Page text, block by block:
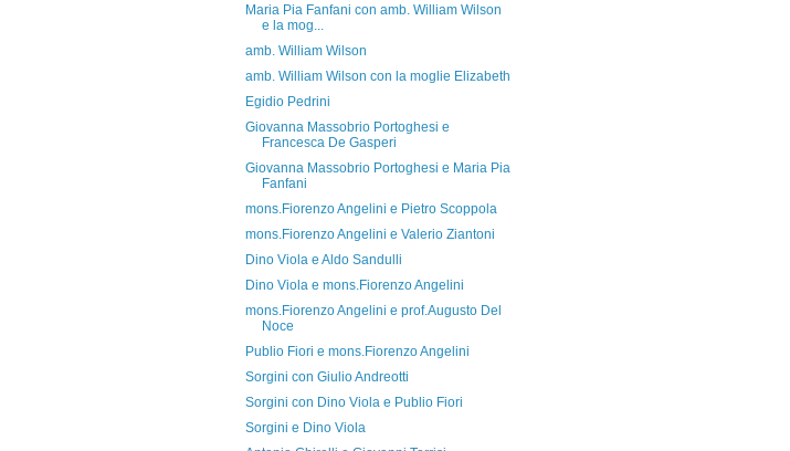
Maria Pia Fanfani con amb. William Wilson
e la mog...
amb. William Wilson
amb. William Wilson con la moglie Elizabeth
Egidio Pedrini
Giovanna Massobrio Portoghesi e
Francesca De Gasperi
Giovanna Massobrio Portoghesi e Maria Pia
Fanfani
mons.Fiorenzo Angelini e Pietro Scoppola
mons.Fiorenzo Angelini e Valerio Ziantoni
Dino Viola e Aldo Sandulli
Dino Viola e mons.Fiorenzo Angelini
mons.Fiorenzo Angelini e prof.Augusto Del
Noce
Publio Fiori e mons.Fiorenzo Angelini
Sorgini con Giulio Andreotti
Sorgini con Dino Viola e Publio Fiori
Sorgini e Dino Viola